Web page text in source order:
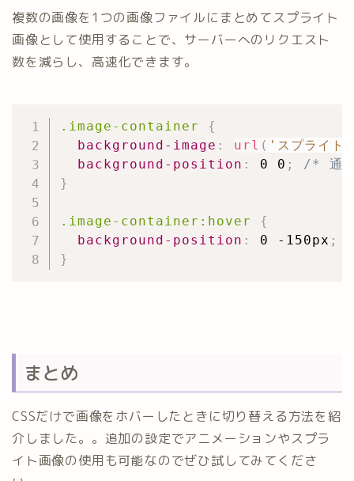
複数の画像を1つの画像ファイルにまとめてスプライト
画像として使用することで、サーバーへのリクエスト
数を減らし、高速化できます。
.image-container
{
background-image : url ( 'スプライト
background-position : 0 0 ;
/* 通
}
.image-container:hover
{
background-position : 0 -150px ;
}
まとめ
CSSだけで画像をホバーしたときに切り替える方法を紹
介しました。。追加の設定でアニメーションやスプラ
イト画像の使用も可能なのでぜひ試してみてくださ